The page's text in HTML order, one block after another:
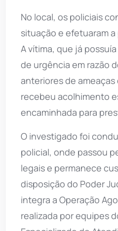
No local, os policiais
situação e efetuaram
A vítima, que já
de urgência em razão
anteriores de ameaças
recebeu acolhimento
encaminhada para
O investigado foi
policial, onde passou
legais e permanece
disposição do Poder
integra a Operação
realizada por equipes